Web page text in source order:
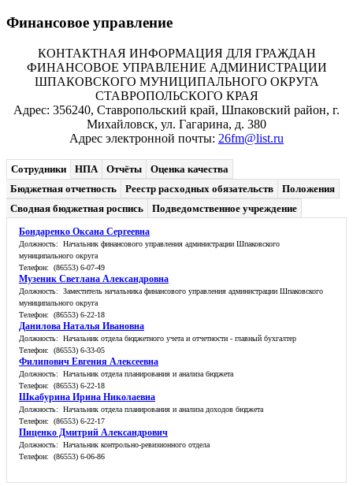
Финансовое управление
КОНТАКТНАЯ ИНФОРМАЦИЯ ДЛЯ ГРАЖДАН
ФИНАНСОВОЕ УПРАВЛЕНИЕ АДМИНИСТРАЦИИ
ШПАКОВСКОГО МУНИЦИПАЛЬНОГО ОКРУГА
СТАВРОПОЛЬСКОГО КРАЯ
Адрес: 356240, Ставропольский край, Шпаковский район, г.
Михайловск, ул. Гагарина, д. 380
Адрес электронной почты: 26fm@list.ru
Сотрудники НПА Отчёты
Оценка качества
Бюджетная отчетность
Реестр расходных обязательств
Положения
Сводная бюджетная роспись
Подведомственное учреждение
Бондаренко Оксана Сергеевна
Должность: Начальник финансового управления администрации Шпаковского
муниципального округа
Телефон: (86553) 6-07-49
Музеник Светлана Александровна
Должность: Заместитель начальника финансового управления администрации Шпаковского
муниципального округа
Телефон: (86553) 6-22-18
Данилова Наталья Ивановна
Должность: Начальник отдела бюджетного учета и отчетности - главный бухгалтер
Телефон: (86553) 6-33-05
Филипович Евгения Алексеевна
Должность: Начальник отдела планирования и анализа бюджета
Телефон: (86553) 6-22-18
Шкабурина Ирина Николаевна
Должность: Начальник отдела планирования и анализа доходов бюджета
Телефон: (86553) 6-22-17
Пиценко Дмитрий Александрович
Должность: Начальник контрольно-ревизионного отдела
Телефон: (86553) 6-06-86